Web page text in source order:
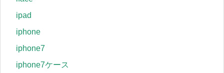
ipad
iphone
iphone7
iphone7ケース